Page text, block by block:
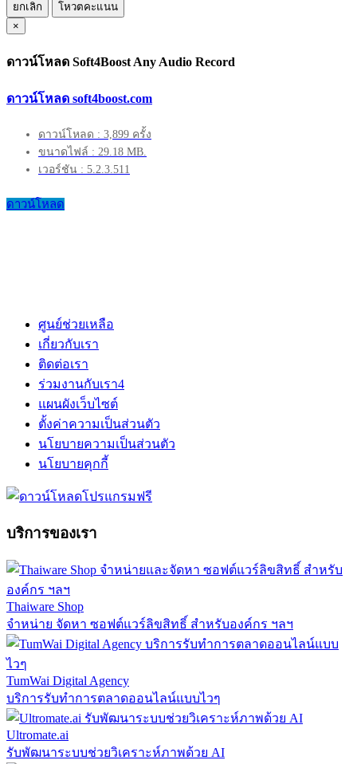
ยกเลิก
โหวตคะแนน
×
ดาวน์โหลด Soft4Boost Any Audio Record
ดาวน์โหลด soft4boost.com
ดาวน์โหลด : 3,899 ครั้ง
ขนาดไฟล์ : 29.18 MB.
เวอร์ชัน : 5.2.3.511
ดาวน์โหลด
ศูนย์ช่วยเหลือ
เกี่ยวกับเรา
ติดต่อเรา
ร่วมงานกับเรา4
แผนผังเว็บไซต์
ตั้งค่าความเป็นส่วนตัว
นโยบายความเป็นส่วนตัว
นโยบายคุกกี้
บริการของเรา
Thaiware Shop
จำหน่าย จัดหา ซอฟต์แวร์ลิขสิทธิ์ สำหรับองค์กร ฯลฯ
TumWai Digital Agency
บริการรับทำการตลาดออนไลน์แบบไวๆ
Ultromate.ai
รับพัฒนาระบบช่วยวิเคราะห์ภาพด้วย AI